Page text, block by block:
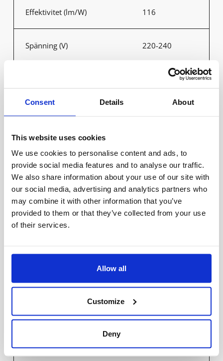
Consent Details About
This website uses cookies
We use cookies to personalise content and ads, to
provide social media features and to analyse our traffic.
We also share information about your use of our site with
our social media, advertising and analytics partners who
may combine it with other information that you’ve
provided to them or that they’ve collected from your use
of their services.
Allow all
Customize
Deny
Effektivitet (lm/W) 116
Spänning (V) 220-240
THD % < 15 %
Startström Ipeak Twith 60A 350μs
Anslutning
med stickpropp
Vidarekoppling Nej